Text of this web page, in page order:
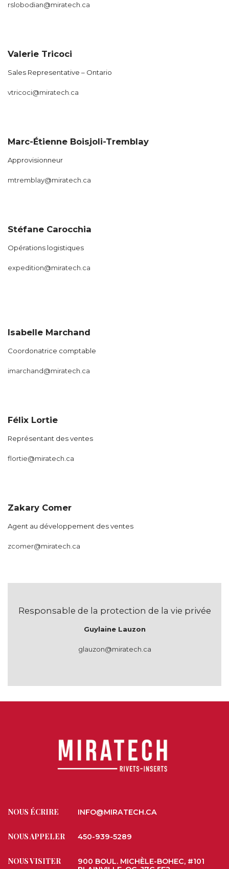
rslobodian@miratech.ca
Valerie Tricoci
Sales Representative – Ontario
vtricoci@miratech.ca
Marc-Étienne Boisjoli-Tremblay
Approvisionneur
mtremblay@miratech.ca
Stéfane Carocchia
Opérations logistiques
expedition@miratech.ca
Isabelle Marchand
Coordonatrice comptable
imarchand@miratech.ca
Félix Lortie
Représentant des ventes
flortie@miratech.ca
Zakary Comer
Agent au développement des ventes
zcomer@miratech.ca
Responsable de la protection de la vie privée
Guylaine Lauzon
glauzon@miratech.ca
NOUS ÉCRIRE INFO@MIRATECH.CA
NOUS APPELER 450-939-5289
NOUS VISITER
900 BOUL. MICHÈLE-BOHEC, #101